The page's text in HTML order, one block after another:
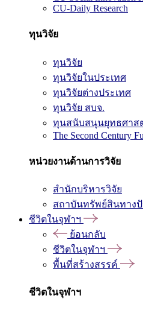
CU-Daily Research
ทุนวิจัย
ทุนวิจัย
ทุนวิจัยในประเทศ
ทุนวิจัยต่างประเทศ
ทุนวิจัย สบจ.
ทุนสนับสนุนยุทธศาส
The Second Century
หน่วยงานด้านการวิจัย
สำนักบริหารวิจัย
สถาบันทรัพย์สินทาง
ชีวิตในจุฬาฯ
ย้อนกลับ
ชีวิตในจุฬาฯ
พื้นที่สร้างสรรค์
ชีวิตในจุฬาฯ